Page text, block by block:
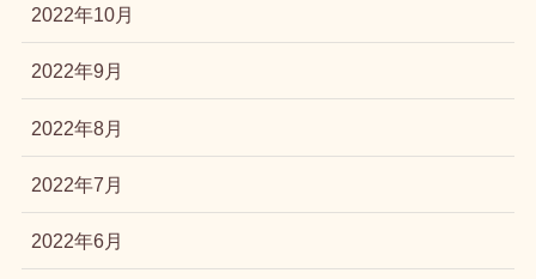
2022年10月
2022年9月
2022年8月
2022年7月
2022年6月